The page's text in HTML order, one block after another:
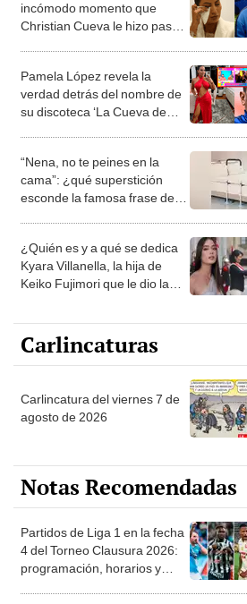
incómodo momento que
Christian Cueva le hizo pasar
Pamela López revela la
verdad detrás del nombre de
su discoteca ‘La Cueva de
“Nena, no te peines en la
cama”: ¿qué superstición
esconde la famosa frase de
¿Quién es y a qué se dedica
Kyara Villanella, la hija de
Keiko Fujimori que le dio la
Carlincaturas
Carlincatura del viernes 7 de
agosto de 2026
Notas Recomendadas
Partidos de Liga 1 en la fecha
4 del Torneo Clausura 2026:
programación, horarios y